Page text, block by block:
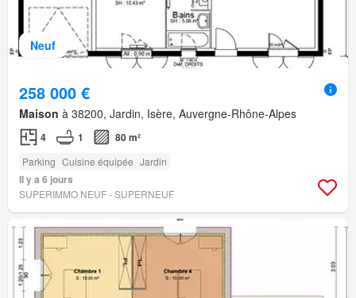
Neuf
258 000 €
Maison à 38200, Jardin, Isère, Auvergne-Rhône-Alpes
4 1 80 m²
Parking Cuisine équipée Jardin
Il y a 6 jours
SUPERIMMO NEUF - SUPERNEUF